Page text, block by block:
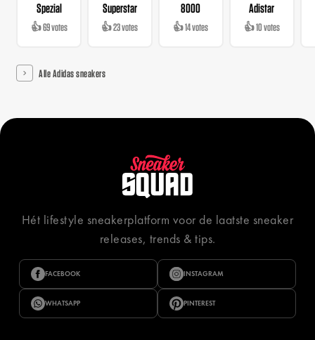
Spezial
👍 69 votes
Superstar
👍 23 votes
8000
👍 14 votes
Adistar
👍 10 votes
Alle Adidas sneakers
Hét lifestyle sneakerplatform voor de laatste sneaker
releases, trends & tips.
FACEBOOK INSTAGRAM
WHATSAPP PINTEREST